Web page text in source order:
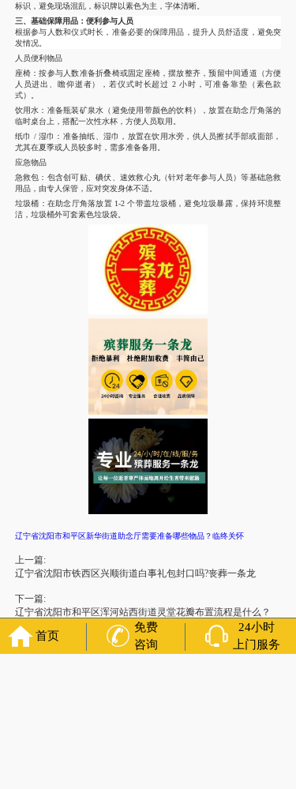
标识，避免现场混乱，标识牌以素色为主，字体清晰。
三、基础保障用品：便利参与人员
根据参与人数和仪式时长，准备必要的保障用品，提升人员舒适度，避免突
发情况。
人员便利物品
座椅：按参与人数准备折叠椅或固定座椅，摆放整齐，预留中间通道（方便
人员进出、瞻仰逝者），若仪式时长超过 2 小时，可准备靠垫（素色款
式）。
饮用水：准备瓶装矿泉水（避免使用带颜色的饮料），放置在助念厅角落的
临时桌台上，搭配一次性水杯，方便人员取用。
纸巾 / 湿巾：准备抽纸、湿巾，放置在饮用水旁，供人员擦拭手部或面部，
尤其在夏季或人员较多时，需多准备备用。
应急物品
急救包：包含创可贴、碘伏、速效救心丸（针对老年参与人员）等基础急救
用品，由专人保管，应对突发身体不适。
垃圾桶：在助念厅角落放置 1-2 个带盖垃圾桶，避免垃圾暴露，保持环境整
洁，垃圾桶外可套素色垃圾袋。
辽宁省沈阳市和平区新华街道助念厅需要准备哪些物品？临终关怀
上一篇:
辽宁省沈阳市铁西区兴顺街道白事礼包封口吗?丧葬一条龙
下一篇:
辽宁省沈阳市和平区浑河站西街道灵堂花瓣布置流程是什么？
殡葬文化/殡葬服务
首页
免费
咨询
24小时
上门服务